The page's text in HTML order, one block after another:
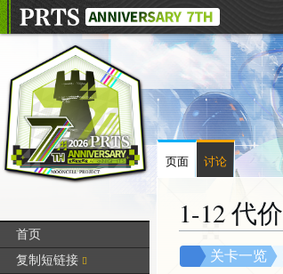
1-12 代价
关卡一览
页面 讨论
首页
复制短链接